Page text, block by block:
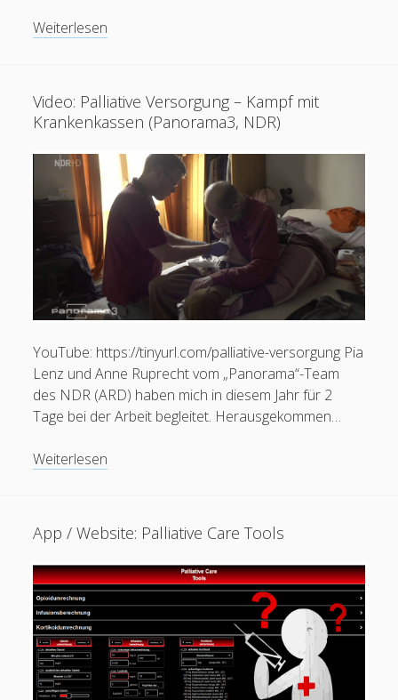
Weiterlesen
Hause
sterben
selten
möglich
(Panorama,
ARD)
Video: Palliative Versorgung – Kampf mit
Krankenkassen (Panorama3, NDR)
YouTube: https://tinyurl.com/palliative-versorgung Pia
Lenz und Anne Ruprecht vom „Panorama“-Team
des NDR (ARD) haben mich in diesem Jahr für 2
Tage bei der Arbeit begleitet. Herausgekommen…
Weiterlesen
Kampf
mit
Krankenkassen
(Panorama3,
App / Website: Palliative Care Tools